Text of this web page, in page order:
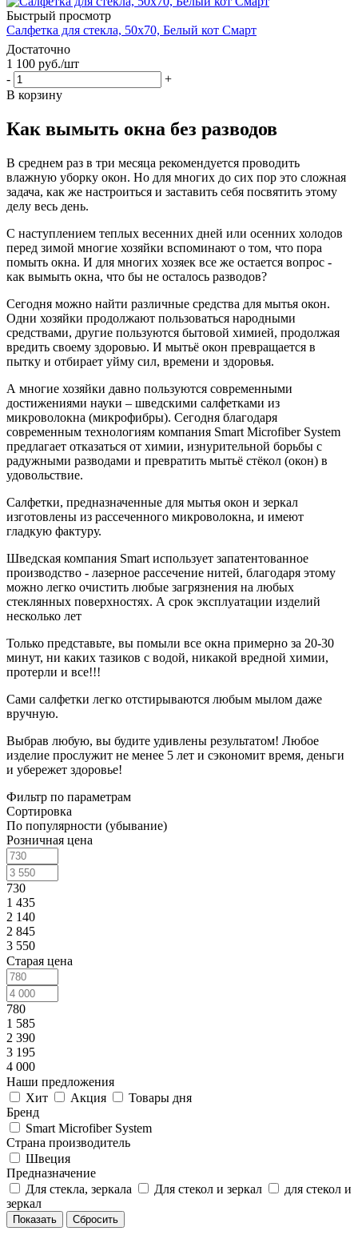
Быстрый просмотр
Салфетка для стекла, 50х70, Белый кот Смарт
Достаточно
1 100 руб./шт
-
+
В корзину
Как вымыть окна без разводов
В среднем раз в три месяца рекомендуется проводить
влажную уборку окон. Но для многих до сих пор это сложная
задача, как же настроиться и заставить себя посвятить этому
делу весь день.
С наступлением теплых весенних дней или осенних холодов
перед зимой многие хозяйки вспоминают о том, что пора
помыть окна. И для многих хозяек все же остается вопрос -
как вымыть окна, что бы не осталось разводов?
Сегодня можно найти различные средства для мытья окон.
Одни хозяйки продолжают пользоваться народными
средствами, другие пользуются бытовой химией, продолжая
вредить своему здоровью. И мытьё окон превращается в
пытку и отбирает уйму сил, времени и здоровья.
А многие хозяйки давно пользуются современными
достижениями науки – шведскими салфетками из
микроволокна (микрофибры). Сегодня благодаря
современным технологиям компания Smart Microfiber System
предлагает отказаться от химии, изнурительной борьбы с
радужными разводами и превратить мытьё стёкол (окон) в
удовольствие.
Салфетки, предназначенные для мытья окон и зеркал
изготовлены из рассеченного микроволокна, и имеют
гладкую фактуру.
Шведская компания Smart использует запатентованное
производство - лазерное рассечение нитей, благодаря этому
можно легко очистить любые загрязнения на любых
стеклянных поверхностях. А срок эксплуатации изделий
несколько лет
Только представьте, вы помыли все окна примерно за 20-30
минут, ни каких тазиков с водой, никакой вредной химии,
протерли и все!!!
Сами салфетки легко отстирываются любым мылом даже
вручную.
Выбрав любую, вы будите удивлены результатом! Любое
изделие прослужит не менее 5 лет и сэкономит время, деньги
и убережет здоровье!
Фильтр по параметрам
Сортировка
По популярности (убывание)
Розничная цена
730
1 435
2 140
2 845
3 550
Старая цена
780
1 585
2 390
3 195
4 000
Наши предложения
Хит
Акция
Товары дня
Бренд
Smart Microfiber System
Страна производитель
Швеция
Предназначение
Для стекла, зеркала
Для стекол и зеркал
для стекол и
зеркал
Сбросить